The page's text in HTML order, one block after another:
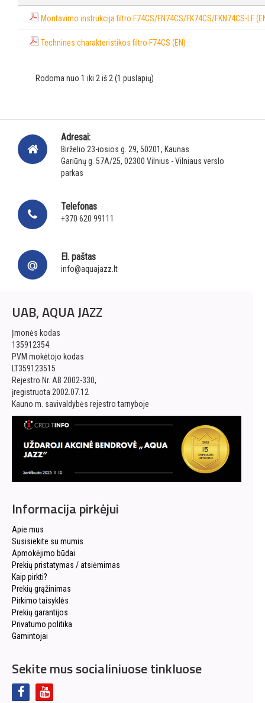
Montavimo instrukcija filtro F74CS/FN74CS/FK74CS/FKN74CS-LF
Techninės charakteristikos filtro F74CS (EN)
Rodoma nuo 1 iki 2 iš 2 (1 puslapių)
Adresai:
Birželio 23-iosios g. 29, 50201, Kaunas
Gariūnų g. 57A/25, 02300 Vilnius - Vilniaus verslo
parkas
Telefonas
+370 620 99111
El. paštas
info@aquajazz.lt
UAB, AQUA JAZZ
Įmonės kodas
135912354
PVM mokėtojo kodas
LT359123515
Rejestro Nr. AB 2002-330,
įregistruota 2002.07.12
Kauno m. savivaldybės rejestro tarnyboje
Informacija pirkėjui
Apie mus
Susisiekite su mumis
Apmokėjimo būdai
Prekių pristatymas / atsiėmimas
Kaip pirkti?
Prekių grąžinimas
Pirkimo taisyklės
Prekių garantijos
Privatumo politika
Gamintojai
Sekite mus socialiniuose tinkluose